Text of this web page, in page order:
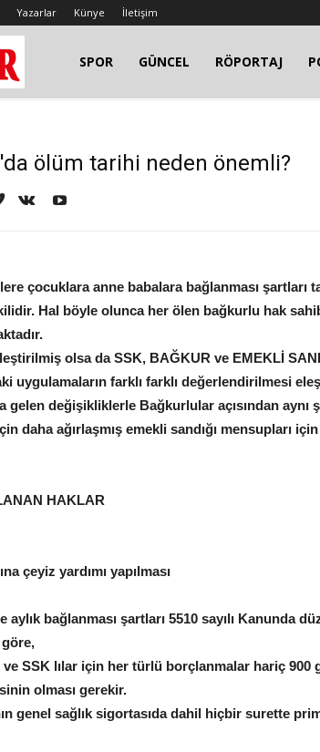
Yazarlar Künye İletişim
SPOR GÜNCEL RÖPORTAJ
ölüm tarihi neden önemli?
çocuklara anne babalara bağlanması şartları
Hal böyle olunca her ölen bağkurlu hak
olsa da SSK, BAĞKUR ve EMEKLİ
uygulamaların farklı farklı değerlendirilmesi
gelen değişikliklerle Bağkurlular açısından aynı
daha ağırlaşmış emekli sandığı mensupları
HAKLAR
çeyiz yardımı yapılması
bağlanması şartları 5510 sayılı Kanunda
göre,
ve SSK lılar için her türlü borçlanmalar hariç 900
olması gerekir.
genel sağlık sigortasıda dahil hiçbir surette